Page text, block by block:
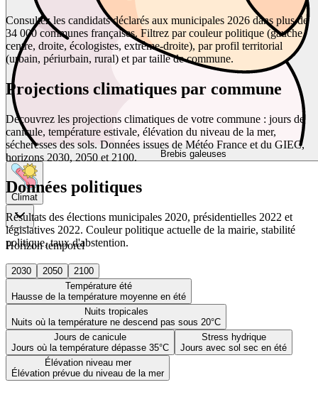
Brebis galeuses
Climat
Horizon temporel
2030 2050
2100
Température été
Hausse de la température moyenne en été
Nuits tropicales
Nuits où la température ne descend pas sous 20°C
Jours de canicule
Jours où la température dépasse 35°C
Stress hydrique
Jours avec sol sec en été
Élévation niveau mer
Élévation prévue du niveau de la mer
Consultez les candidats déclarés aux municipales 2026 dans plus de
34 000 communes françaises. Filtrez par couleur politique (gauche,
centre, droite, écologistes, extrême-droite), par profil territorial
(urbain, périurbain, rural) et par taille de commune.
Projections climatiques par commune
Découvrez les projections climatiques de votre commune : jours de
canicule, température estivale, élévation du niveau de la mer,
sécheresses des sols. Données issues de Météo France et du GIEC,
horizons 2030, 2050 et 2100.
Données politiques
Résultats des élections municipales 2020, présidentielles 2022 et
législatives 2022. Couleur politique actuelle de la mairie, stabilité
politique, taux d'abstention.